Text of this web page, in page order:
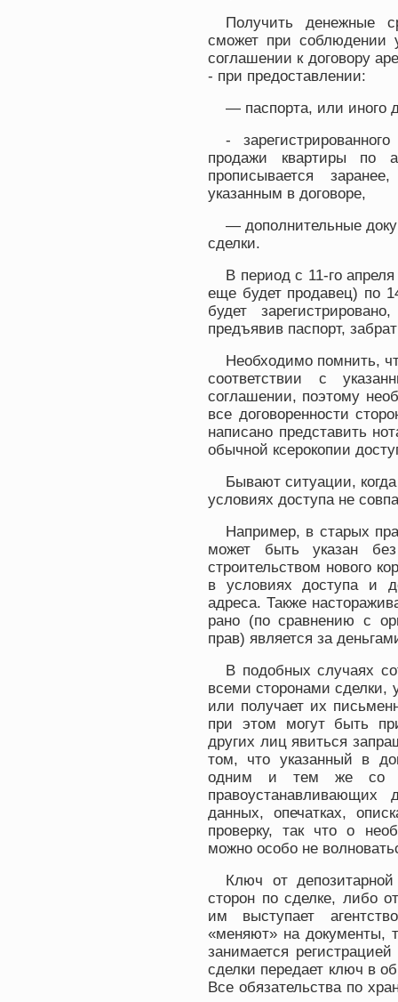
Получить денежные
сможет при соблюдении
соглашении к договору
- при предоставлении:
— паспорта, или иного
-
продажи квартиры по
прописывается
указанным в договоре,
— дополнительные
сделки.
В период с 11-го
еще будет продавец) по
будет
предъявив паспорт,
Необходимо помнить,
соответствии с
соглашении, поэтому
все договоренности
написано представить
обычной ксерокопии
Бывают ситуации,
условиях доступа не
Например, в старых
может быть указан
строительством нового
в условиях доступа и
адреса. Также
рано (по сравнению с
прав) является за
В подобных случаях
всеми сторонами сделки,
или получает их
при этом могут быть
других лиц явиться
том, что указанный в
одним и тем же со
правоустанавливающих
данных, опечатках,
проверку, так что о
можно особо не
Ключ от
сторон по сделке, либо
им выступает
«меняют» на документы,
занимается
сделки передает ключ в
Все обязательства по